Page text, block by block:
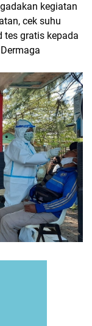
kegiatan
cek suhu
tes gratis kepada